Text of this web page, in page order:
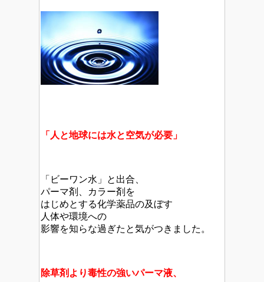
「人と地球には水と空気が必要」
「ビーワン水」と出合、
パーマ剤、カラー剤を
はじめとする化学薬品の及ぼす
人体や環境への
影響を知らな過ぎたと気がつきました。
除草剤より毒性の強いパーマ液、